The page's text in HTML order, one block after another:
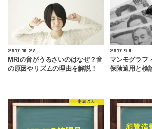
2017.10.27
MRIの音がうるさいのはなぜ？音
の原因やリズムの理由を解説！
2017.9.8
マンモグラフ
保険適用と検
患者さん